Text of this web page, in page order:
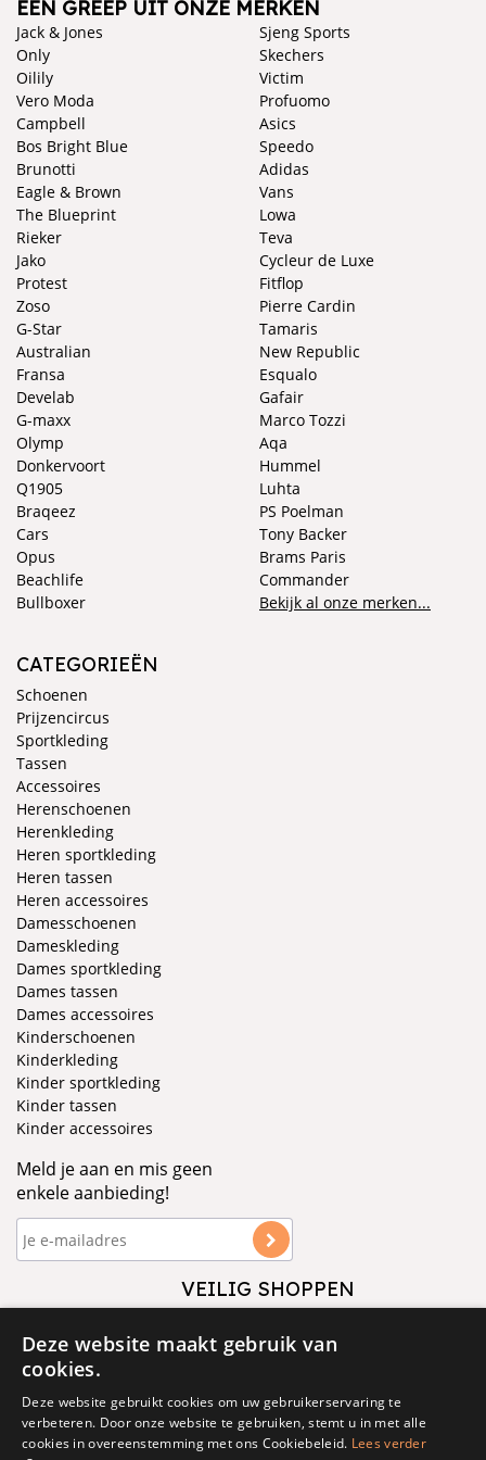
EEN GREEP UIT ONZE MERKEN
Jack & Jones
Only
Oilily
Vero Moda
Campbell
Bos Bright Blue
Brunotti
Eagle & Brown
The Blueprint
Rieker
Jako
Protest
Zoso
Sjeng Sports
Skechers
Victim
Profuomo
Asics
Speedo
Adidas
Vans
Lowa
Teva
Cycleur de Luxe
Fitflop
Pierre Cardin
G-Star
Australian
Fransa
Develab
G-maxx
Olymp
Donkervoort
Q1905
Braqeez
Cars
Opus
Beachlife
Bullboxer
Tamaris
New Republic
Esqualo
Gafair
Marco Tozzi
Aqa
Hummel
Luhta
PS Poelman
Tony Backer
Brams Paris
Commander
Bekijk al onze merken...
CATEGORIEËN
Schoenen
Prijzencircus
Sportkleding
Tassen
Accessoires
Herenschoenen
Herenkleding
Heren sportkleding
Heren tassen
Heren accessoires
Damesschoenen
Dameskleding
Dames sportkleding
Dames tassen
Dames accessoires
Kinderschoenen
Kinderkleding
Kinder sportkleding
Kinder tassen
Kinder accessoires
Meld je aan en mis geen
enkele aanbieding!
VEILIG SHOPPEN
Deze website maakt gebruik van
cookies.
Deze website gebruikt cookies om uw gebruikerservaring te
verbeteren. Door onze website te gebruiken, stemt u in met alle
cookies in overeenstemming met ons Cookiebeleid. Lees verder